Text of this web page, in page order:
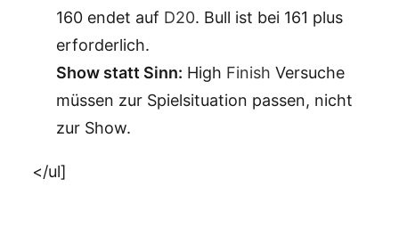
160 endet auf D20. Bull ist bei 161 plus
erforderlich.
Show statt Sinn: High Finish Versuche
müssen zur Spielsituation passen, nicht
zur Show.
</ul]